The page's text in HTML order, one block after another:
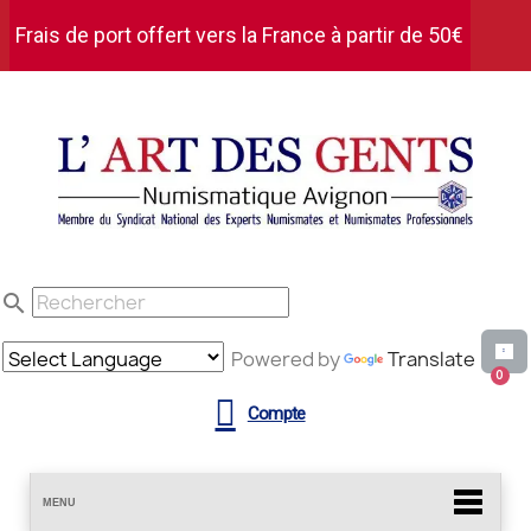
Frais de port offert vers la France à partir de 50€
search
Powered by Translate
Compte
MENU